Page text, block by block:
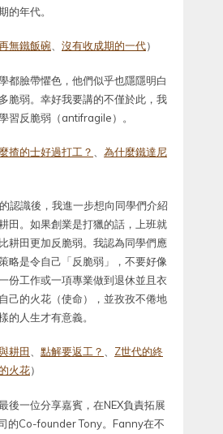
的年代。
無鐵飯碗、 沒有收成期的一代）
都臉帶懼色，他們似乎也隱隱明白
脆弱。幸好我要講的不僅於此，我
習反脆弱（antifragile）。
揸的士好過打工？ 、 為什麼鐵達尼
認識後，我進一步想向同學們介紹
田。如果創業是打獵的話，上班就
耕田更加反脆弱。我認為同學們應
略是令自己「反脆弱」，不要好像
份工作或一項專業做到退休並且衣
己的火花（使命），並孜孜不倦地
的人生才有意義。
耕田、 點解要返工？ 、 Z世代的終
火花）
後一位分享嘉賓，在NEX負責拓展
的Co-founder Tony。Fanny在不